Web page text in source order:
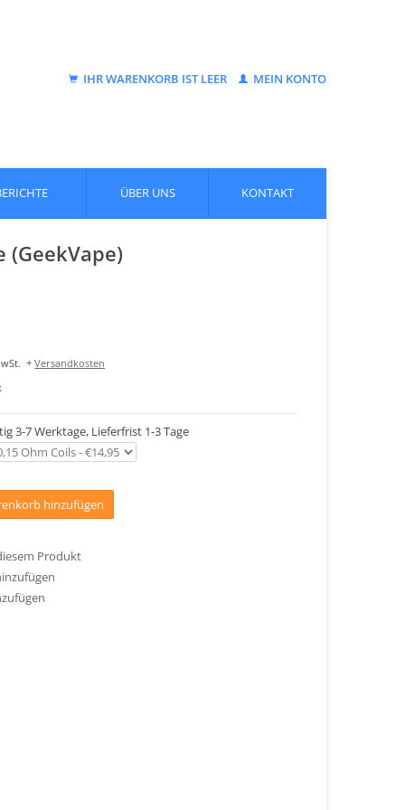
IHR WARENKORB IST LEER MEIN KONTO
ÜBER UNS KONTAKT
(GeekVape)
+Versandkosten
3-7 Werktage, Lieferfrist 1-3 Tage
hinzufügen
Produkt